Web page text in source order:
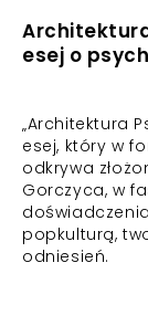
esej o
„Architektura
esej, który w
odkrywa
Gorczyca, w
popkulturą,
odniesień.